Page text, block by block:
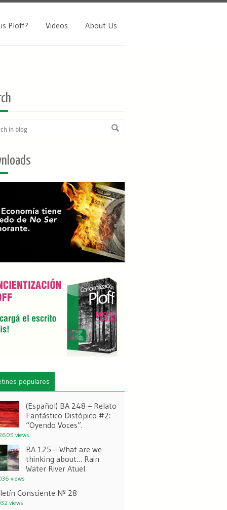
Ploff? Videos About Us
populares
(Español) BA 248 – Relato
Fantástico Distópico #2:
“Oyendo Voces”.
views
BA 125 – What are we
thinking about… Rain
Water River Atuel
views
Consciente Nº 28
views